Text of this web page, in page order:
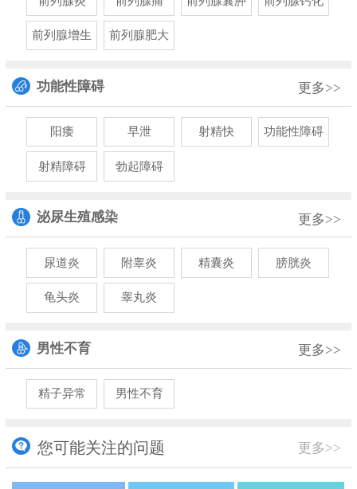
前列腺增生 前列腺肥大
功能性障碍 更多>>
阳痿 早泄 射精快 功能性障碍
射精障碍 勃起障碍
泌尿生殖感染 更多>>
尿道炎 附睾炎 精囊炎 膀胱炎
龟头炎 睾丸炎
男性不育 更多>>
精子异常 男性不育
您可能关注的问题 更多>>